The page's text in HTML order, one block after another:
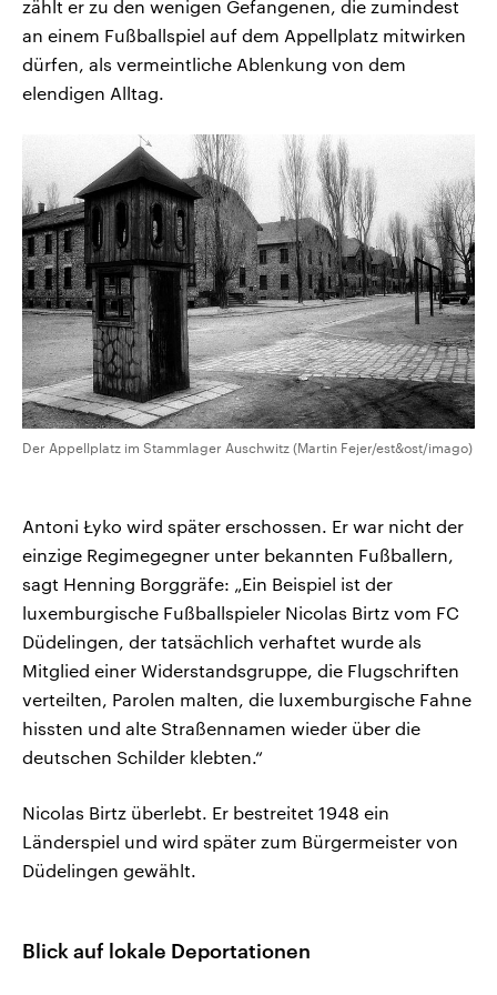
zählt er zu den wenigen Gefangenen, die zumindest
an einem Fußballspiel auf dem Appellplatz mitwirken
dürfen, als vermeintliche Ablenkung von dem
elendigen Alltag.
Der Appellplatz im Stammlager Auschwitz (Martin Fejer/est&ost/imago)
Antoni Łyko wird später erschossen. Er war nicht der
einzige Regimegegner unter bekannten Fußballern,
sagt Henning Borggräfe: „Ein Beispiel ist der
luxemburgische Fußballspieler Nicolas Birtz vom FC
Düdelingen, der tatsächlich verhaftet wurde als
Mitglied einer Widerstandsgruppe, die Flugschriften
verteilten, Parolen malten, die luxemburgische Fahne
hissten und alte Straßennamen wieder über die
deutschen Schilder klebten.“
Nicolas Birtz überlebt. Er bestreitet 1948 ein
Länderspiel und wird später zum Bürgermeister von
Düdelingen gewählt.
Blick auf lokale Deportationen